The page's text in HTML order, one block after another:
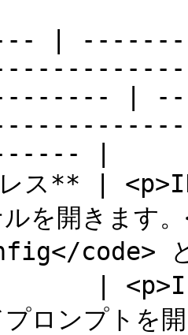
|
|
|
ス** | <p>IP
を開きま
code>
| <p>IP ア
ロンプト